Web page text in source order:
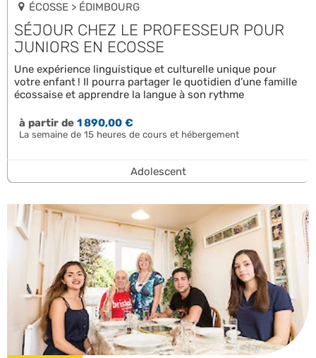
ÉCOSSE > ÉDIMBOURG
SÉJOUR CHEZ LE PROFESSEUR POUR
JUNIORS EN ECOSSE
Une expérience linguistique et culturelle unique pour
votre enfant ! Il pourra partager le quotidien d’une famille
écossaise et apprendre la langue à son rythme
à partir de1 890,00 €
La semaine de 15 heures de cours et hébergement
Adolescent